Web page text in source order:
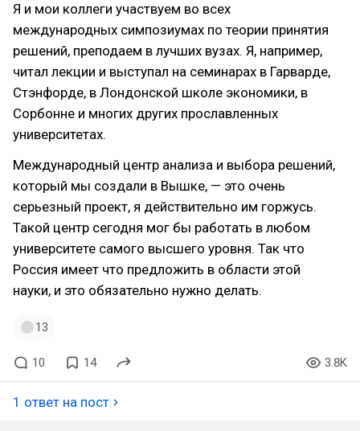
Я и мои коллеги участвуем во всех
международных симпозиумах по теории принятия
решений, преподаем в лучших вузах. Я, например,
читал лекции и выступал на семинарах в Гарварде,
Стэнфорде, в Лондонской школе экономики, в
Сорбонне и многих других прославленных
университетах.
Международный центр анализа и выбора решений,
который мы создали в Вышке, — это очень
серьезный проект, я действительно им горжусь.
Такой центр сегодня мог бы работать в любом
университете самого высшего уровня. Так что
Россия имеет что предложить в области этой
науки, и это обязательно нужно делать.
13
10 14 3.8K
1 ответ на пост